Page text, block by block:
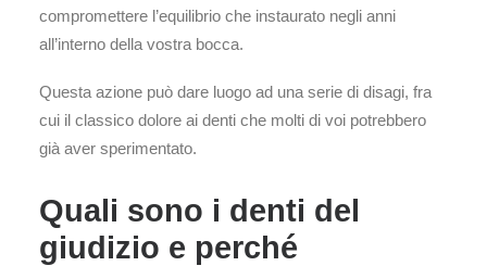
compromettere l’equilibrio che instaurato negli anni
all’interno della vostra bocca.
Questa azione può dare luogo ad una serie di disagi, fra
cui il classico dolore ai denti che molti di voi potrebbero
già aver sperimentato.
Quali sono i denti del
giudizio e perché